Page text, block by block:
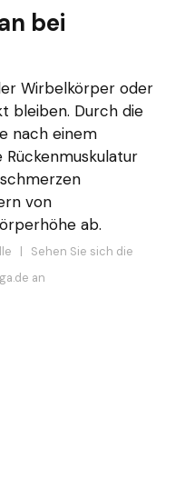
bei
Wirbelkörper oder
bleiben. Durch die
nach einem
von
ab.
| Sehen Sie sich die
an